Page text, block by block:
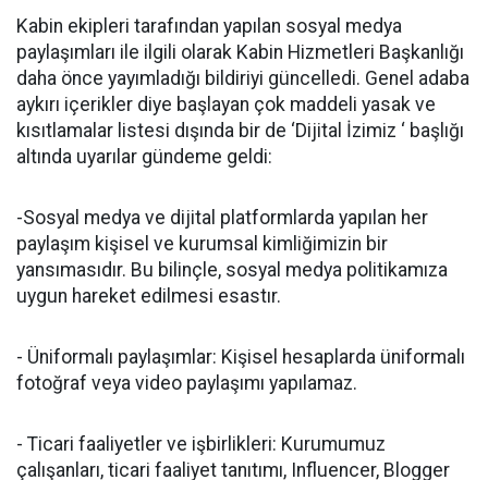
Kabin ekipleri tarafından yapılan sosyal medya
paylaşımları ile ilgili olarak Kabin Hizmetleri Başkanlığı
daha önce yayımladığı bildiriyi güncelledi. Genel adaba
aykırı içerikler diye başlayan çok maddeli yasak ve
kısıtlamalar listesi dışında bir de ‘Dijital İzimiz ‘ başlığı
altında uyarılar gündeme geldi:
-Sosyal medya ve dijital platformlarda yapılan her
paylaşım kişisel ve kurumsal kimliğimizin bir
yansımasıdır. Bu bilinçle, sosyal medya politikamıza
uygun hareket edilmesi esastır.
- Üniformalı paylaşımlar: Kişisel hesaplarda üniformalı
fotoğraf veya video paylaşımı yapılamaz.
- Ticari faaliyetler ve işbirlikleri: Kurumumuz
çalışanları, ticari faaliyet tanıtımı, Influencer, Blogger